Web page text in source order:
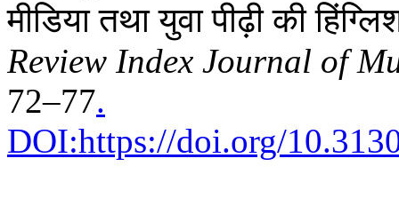
मीडिया तथा युवा पीढ़ी की
Review Index Journal of
72–77.
DOI:https://doi.org/